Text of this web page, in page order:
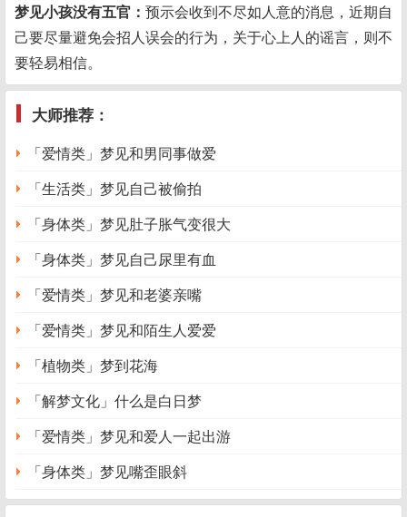
梦见小孩没有五官： 预示会收到不尽如人意的消息，近期自
己要尽量避免会招人误会的行为，关于心上人的谣言，则不
要轻易相信。
大师推荐：
「爱情类」梦见和男同事做爱
「生活类」梦见自己被偷拍
「身体类」梦见肚子胀气变很大
「身体类」梦见自己尿里有血
「爱情类」梦见和老婆亲嘴
「爱情类」梦见和陌生人爱爱
「植物类」梦到花海
「解梦文化」什么是白日梦
「爱情类」梦见和爱人一起出游
「身体类」梦见嘴歪眼斜